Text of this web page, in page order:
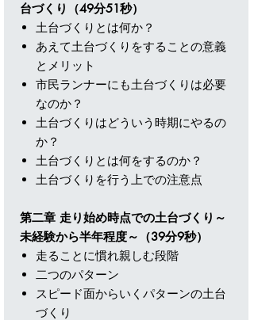
台づくり（49分51秒）
土台づくりとは何か？
あえて土台づくりをすることの意義
とメリット
市民ランナーにも土台づくりは必要
なのか？
土台づくりはどういう時期にやるの
か？
土台づくりとは何をするのか？
土台づくりを行う上での注意点
第二章 走り始め時点での土台づくり～
未経験から半年程度～（39分9秒）
走ることに慣れ親しむ段階
二つのパターン
スピード面からいくパターンの土台
づくり